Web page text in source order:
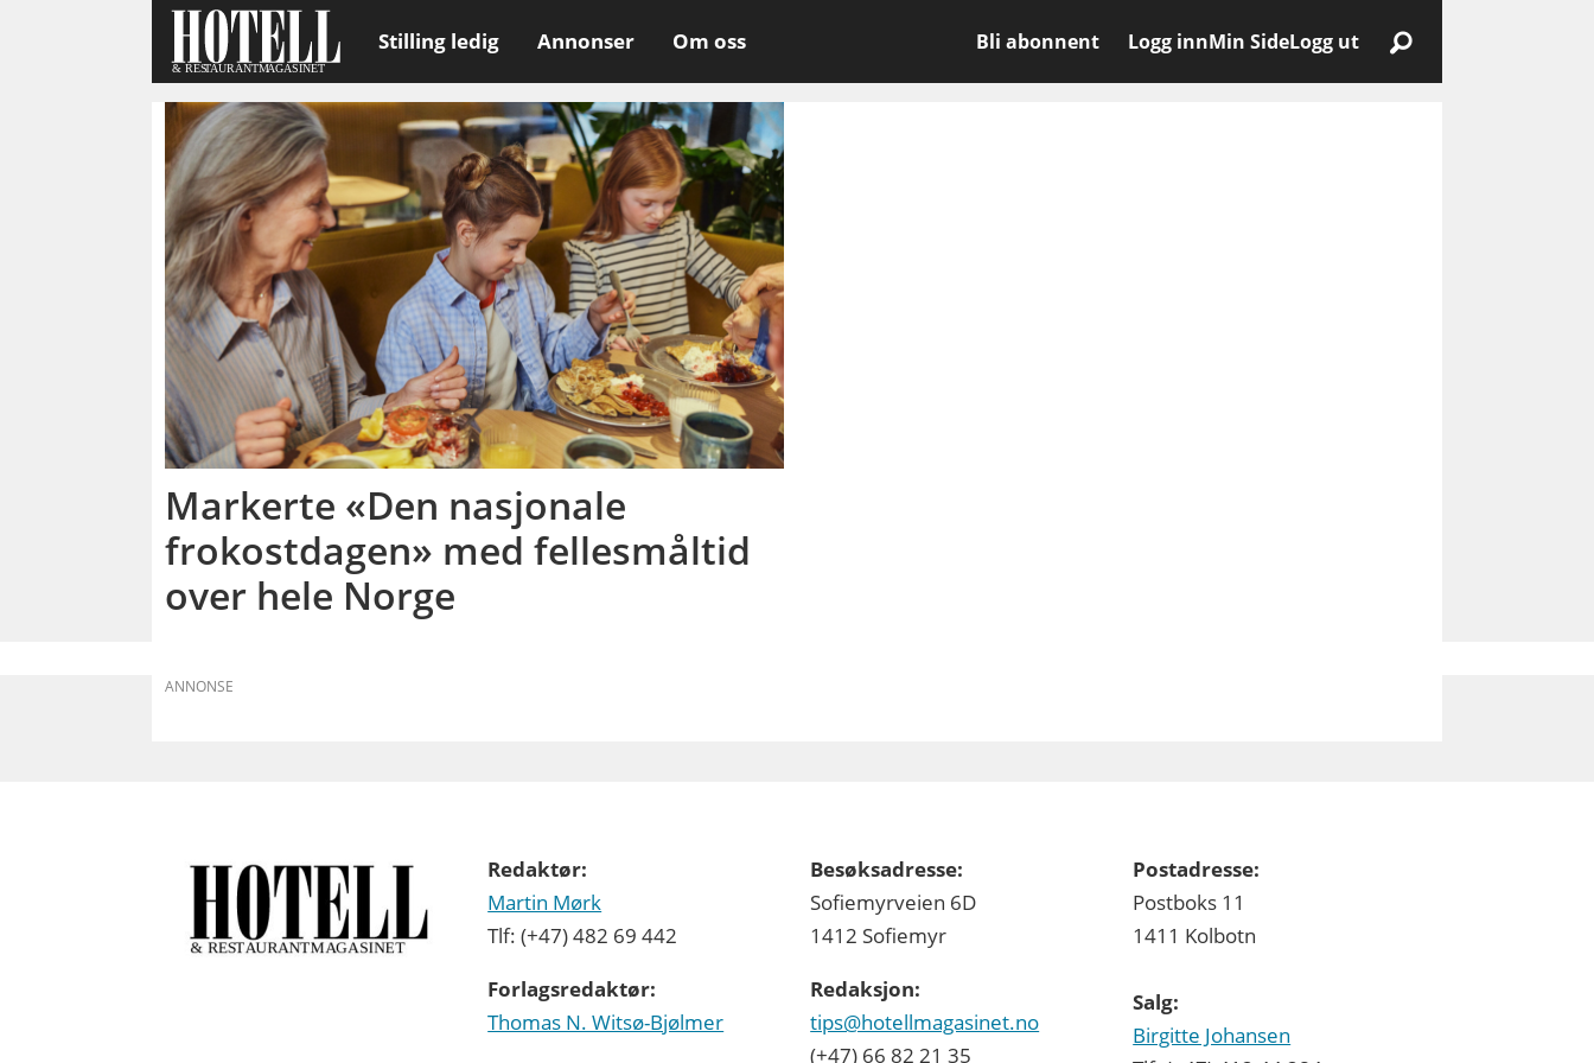
Stilling ledig Annonser Om oss Bli abonnent Logg innMin SideLogg ut
nasjonale
frokostdagen
Markerte «Den nasjonale
frokostdagen» med fellesmåltid
over hele Norge
ANNONSE
Redaktør:
Martin Mørk
Tlf: (+47) 482 69 442
Forlagsredaktør:
Thomas N. Witsø-Bjølmer
Besøksadresse:
Sofiemyrveien 6D
1412 Sofiemyr
Redaksjon:
tips@hotellmagasinet.no
(+47) 66 82 21 35
Postadresse:
Postboks 11
1411 Kolbotn
Salg:
Birgitte Johansen